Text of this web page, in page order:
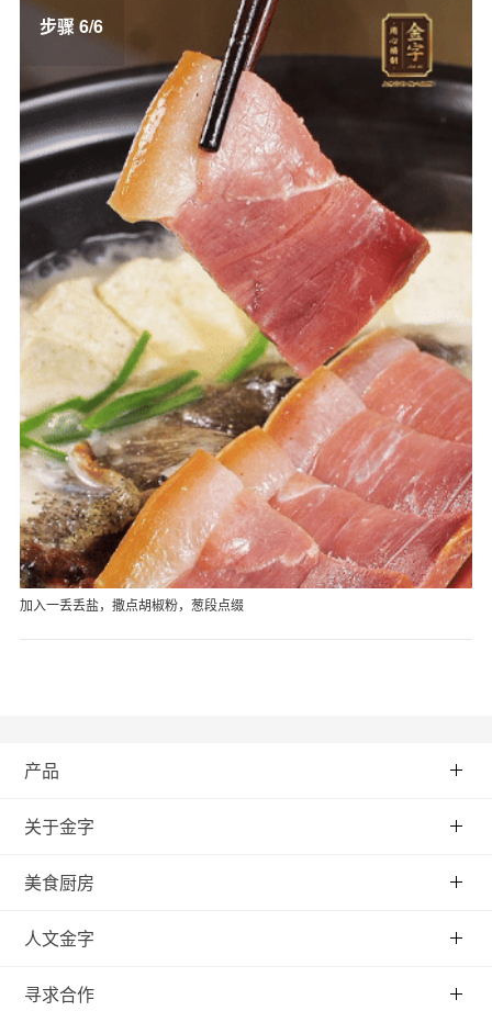
步骤 6/6
加入一丢丢盐，撒点胡椒粉，葱段点缀
产品
关于金字
美食厨房
人文金字
寻求合作